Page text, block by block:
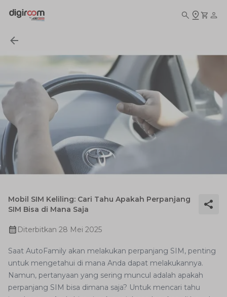
Mobil SIM Keliling: Cari Tahu Apakah Perpanjang
SIM Bisa di Mana Saja
Diterbitkan 28 Mei 2025
Saat AutoFamily akan melakukan perpanjang SIM, penting
untuk mengetahui di mana Anda dapat melakukannya.
Namun, pertanyaan yang sering muncul adalah apakah
perpanjang SIM bisa dimana saja? Untuk mencari tahu